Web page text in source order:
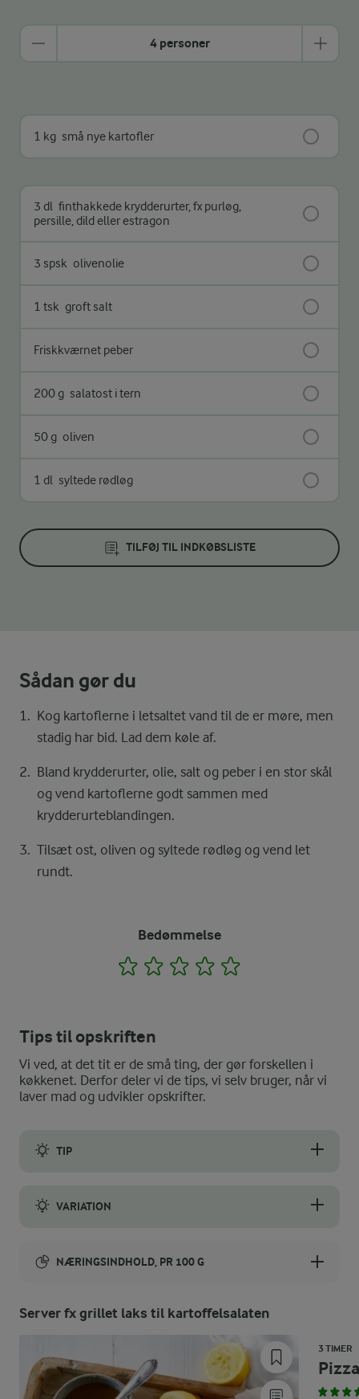
4 personer
1 kg små nye kartofler
3 dl finthakkede krydderurter, fx purløg,
persille, dild eller estragon
3 spsk olivenolie
1 tsk groft salt
Friskkværnet peber
200 g salatost i tern
50 g oliven
1 dl syltede rødløg
TILFØJ TIL INDKØBSLISTE
Sådan gør du
Kog kartoflerne i letsaltet vand til de er møre, men
stadig har bid. Lad dem køle af.
Bland krydderurter, olie, salt og peber i en stor skål
og vend kartoflerne godt sammen med
krydderurteblandingen.
Tilsæt ost, oliven og syltede rødløg og vend let
rundt.
Bedømmelse
1 2 3 4
Tips til opskriften
Vi ved, at det tit er de små ting, der gør forskellen i
køkkenet. Derfor deler vi de tips, vi selv bruger, når vi
laver mad og udvikler opskrifter.
TIP
VARIATION
NÆRINGSINDHOLD, PR 100 G
Energifordeling
Server fx grillet laks til kartoffelsalaten
3 TIMER